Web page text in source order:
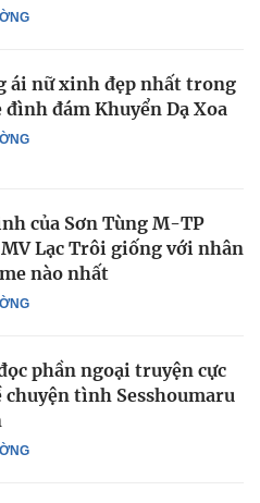
ái nữ xinh đẹp nhất trong
đình đám Khuyển Dạ Xoa
của Sơn Tùng M-TP
Lạc Trôi giống với nhân
nào nhất
phần ngoại truyện cực
chuyện tình Sesshoumaru